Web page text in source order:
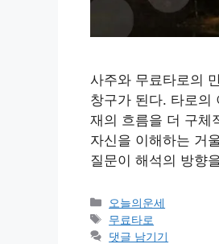
사주와 무료타로의
창구가 된다. 타로의
재의 흐름을 더 구체
자신을 이해하는 거
질문이 해석의 방향
카
테
고
오늘의운세
태
그
무료타로
댓글 남기기